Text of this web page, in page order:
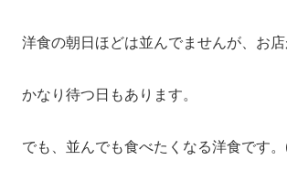
洋食の朝日ほどは並んでませんが、お
かなり待つ日もあります。
でも、並んでも食べたくなる洋食です